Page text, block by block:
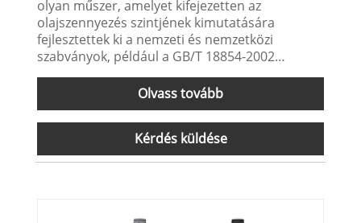
olyan műszer, amelyet kifejezetten az
olajszennyezés szintjének kimutatására
fejlesztettek ki a nemzeti és nemzetközi
szabványok, például a GB/T 18854-2002
(ISO11171-1999) szerint. Alkalmas
hidraulikaolaj, kenőolaj, palaolaj,
transzformátorolaj (szigetelőolaj), turbinaolaj
(turbinaolaj), hajtóműolaj, motorolaj,
repülőgép-petróleum, vízbázisú hidraulikaolaj,
foszfát-észter olaj és egyéb olajok helyszíni és
Olvass tovább
Kérdés küldése